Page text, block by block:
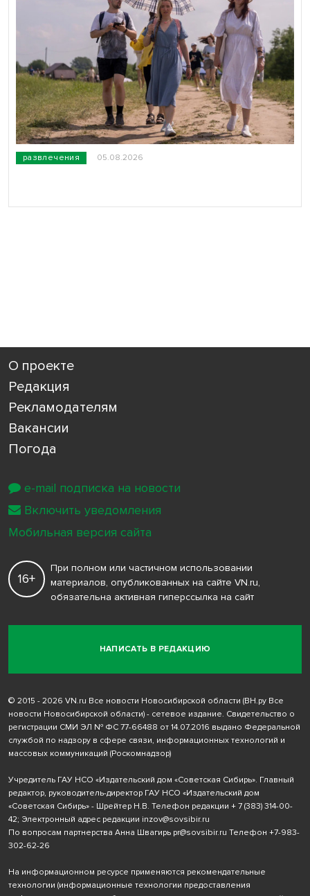
развлечения 05.08.2026
О проекте
Редакция
Рекламодателям
Вакансии
Погода
НАПИСАТЬ В РЕДАКЦИЮ
16+
При полном или частичном использовании
материалов, опубликованных на сайте VN.ru,
обязательна активная гиперссылка на сайт
© 2015 - 2026 VN.ru Все новости Новосибирской области (ВН.ру Все
новости Новосибирской области) - сетевое издание. Свидетельство о
регистрации СМИ ЭЛ № ФС 77-66488 от 14.07.2016 выдано Федеральной
службой по надзору в сфере связи, информационных технологий и
массовых коммуникаций (Роскомнадзор)
Учредитель ГАУ НСО «Издательский дом «Советская Сибирь». Главный
редактор, руководитель-директор ГАУ НСО «Издательский дом
«Советская Сибирь» - Шрейтер Н.В. Телефон редакции + 7 (383) 314-00-
42; Электронный адрес редакции inzov@sovsibir.ru
По вопросам партнерства Анна Швагирь pr@sovsibir.ru Телефон +7-983-
302-62-26
На информационном ресурсе применяются рекомендательные
технологии (информационные технологии предоставления
e-mail подписка на новости
Включить уведомления
Мобильная версия сайта